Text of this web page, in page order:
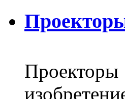
Проекторы